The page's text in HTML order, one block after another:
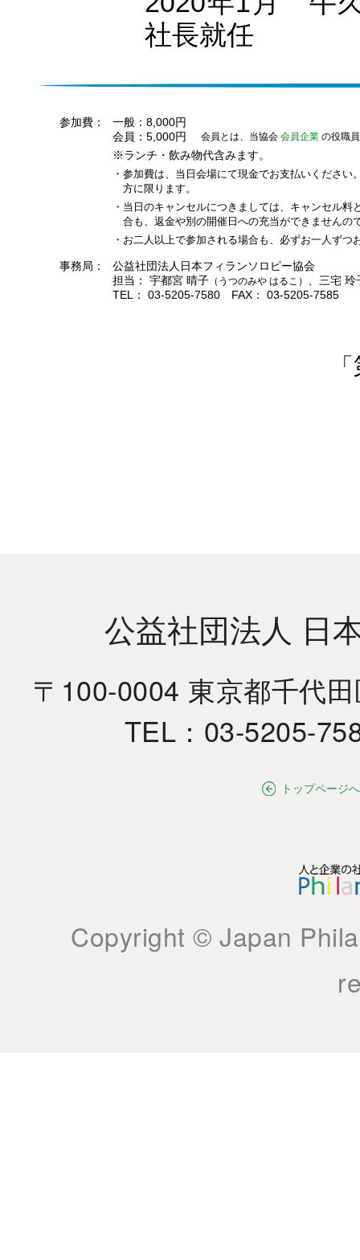
社長就任
参加費：
一般：8,000円
会員：5,000円
会員とは、当協会 会員企業 の役職
※ランチ・飲み物代含みます。
・参加費は、当日会場にて現金でお支払いくださ
方に限ります。
・当日のキャンセルにつきましては、キャンセル
合も、返金や別の開催日への充当ができませんの
・お二人以上で参加される場合も、必ずお一人ずつ
事務局：
公益社団法人日本フィランソロピー協会
担当： 宇都宮 晴子 （うつのみや はるこ）
、三宅 玲
TEL： 03-5205-7580 FAX： 03-5205-7585
公益社団法人 日
〒100-0004 東京都千代
TEL：03-5205-
トップページ
Copyright © Japan